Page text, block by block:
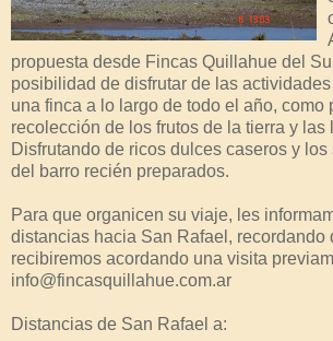
propuesta desde Fincas Quillahue del
posibilidad de disfrutar de las
una finca a lo largo de todo el año, como
recolección de los frutos de la tierra y las
Disfrutando de ricos dulces caseros y
del barro recién preparados.
Para que organicen su viaje, les
distancias hacia San Rafael, recordando
recibiremos acordando una visita
info@fincasquillahue.com.ar
Distancias de San Rafael a: